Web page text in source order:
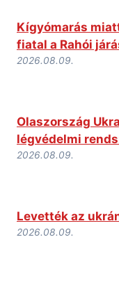
Kígyómarás
fiatal a Rahói
2026.08.09.
Olaszország
légvédelmi
2026.08.09.
Levették az
2026.08.09.